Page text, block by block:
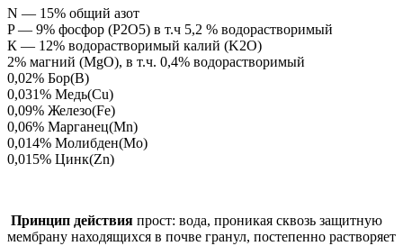
N — 15% общий азот
P — 9% фосфор (P2O5) в т.ч 5,2 % водорастворимый
К — 12% водорастворимый калий (K2O)
2% магний (MgO), в т.ч. 0,4% водорастворимый
0,02% Бор(B)
0,031% Медь(Cu)
0,09% Железо(Fe)
0,06% Марганец(Mn)
0,014% Молибден(Mo)
0,015% Цинк(Zn)
Принцип действия прост: вода, проникая сквозь защитную
мембрану находящихся в почве гранул, постепенно растворяет